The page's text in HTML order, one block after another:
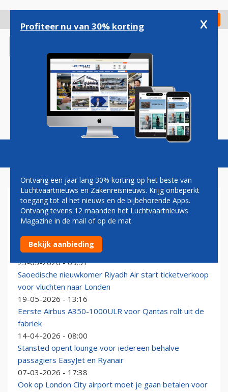
gaan
Check in
Magazine Podcasts Vacatures
LONDEN
Alaska Airlines start non-stopverbinding Seattle–
Londen en versnelt internationale groei
23-05-2026 - 09:51
Saoedische nieuwkomer Riyadh Air start ticketverkoop
voor vluchten naar Londen
19-05-2026 - 13:16
Eerste Airbus A350-1000ULR voor Qantas rolt uit de
fabriek
14-04-2026 - 08:00
Stansted opent lounge voor iedereen behalve
passagiers EasyJet en Ryanair
07-03-2026 - 17:38
Ook op London City airport moet je gaan betalen voor
Profiteer nu van 30% korting x
Ontvang een jaar lang 30% korting op het beste van
Luchtvaartnieuws en Zakenreisnieuws. Krijg onbeperkt
toegang tot al het nieuws en de bijbehorende Apps.
Ontvang tevens 12 maanden het Luchtvaartnieuws
Magazine in de mail of op de mat.
Bekijk aanbieding